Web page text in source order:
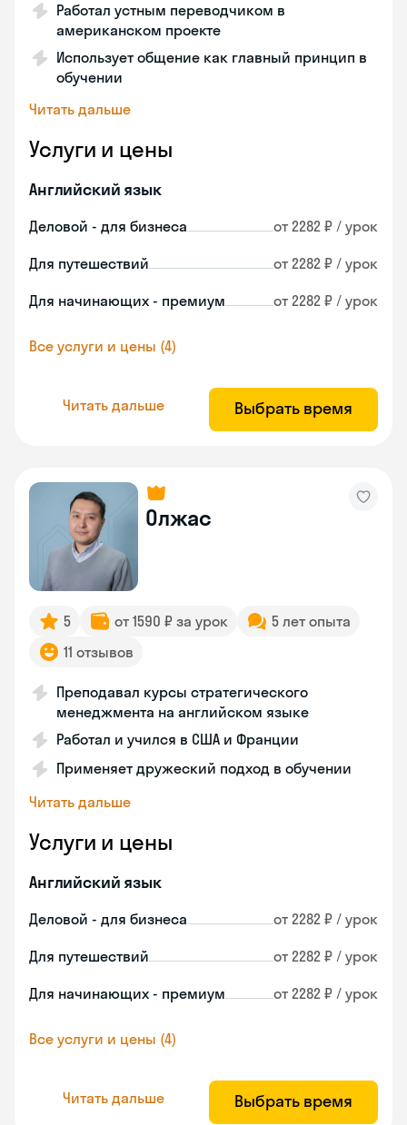
Работал устным переводчиком в
американском проекте
Использует общение как главный принцип в
обучении
Читать дальше
Услуги и цены
Английский язык
Деловой - для бизнеса от 2282 ₽ / урок
Для путешествий от 2282 ₽ / урок
Для начинающих - премиум от 2282 ₽ / урок
Все услуги и цены (4)
Читать дальше Выбрать время
Олжас
5 от 1590 ₽ за урок
5 лет опыта
11 отзывов
Преподавал курсы стратегического
менеджмента на английском языке
Работал и учился в США и Франции
Применяет дружеский подход в обучении
Читать дальше
Услуги и цены
Английский язык
Деловой - для бизнеса от 2282 ₽ / урок
Для путешествий от 2282 ₽ / урок
Для начинающих - премиум от 2282 ₽ / урок
Все услуги и цены (4)
Читать дальше Выбрать время